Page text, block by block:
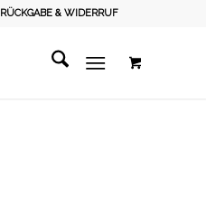
RÜCKGABE & WIDERRUF